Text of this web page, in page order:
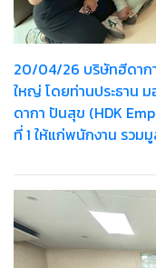
20/04/26 บริษัทฮีดากาโยโก เอ็นเตอร์ไพรส์ จำกัด สำนักงาน
ใหญ่ โดยท่านประธาน มอบ “HDK Happy Bag” จากโครงการ “ฮี
ดากา ปันสุข (HDK
ที่ 1 ให้แก่พนักงาน รวม